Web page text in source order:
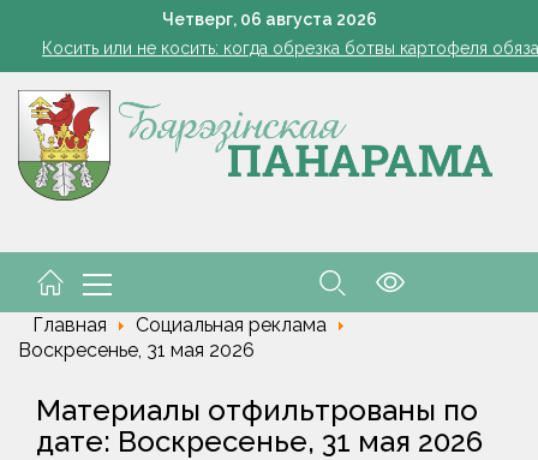
Четверг, 06 августа 2026
Семинар-совещание по охране труда профсоюза
Косить или не косить: когда обрезка ботвы картофеля
философию отношений с Алжиром и предложил ускорить
рабочем месте. Обязательные правила для работодателей
Семинар-совещание по охране труда профсоюза
философию отношений с Алжиром и предложил ускорить
Главная
Социальная реклама
Воскресенье, 31 мая 2026
Материалы отфильтрованы по
дате: Воскресенье, 31 мая 2026